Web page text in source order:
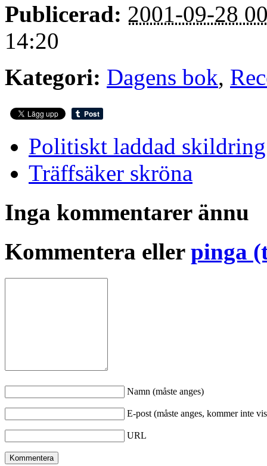
Publicerad: 2001-09-28
14:20
Kategori: Dagens bok,
Politiskt laddad skildring
Träffsäker skröna
Inga kommentarer ännu
Kommentera eller pinga
Namn (måste anges)
E-post (måste anges, kommer inte
URL